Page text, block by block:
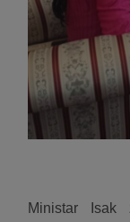
Ministar Isak